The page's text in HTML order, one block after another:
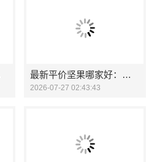
最新平价坚果哪家好：零食大明星
2026-07-27 02:43:43